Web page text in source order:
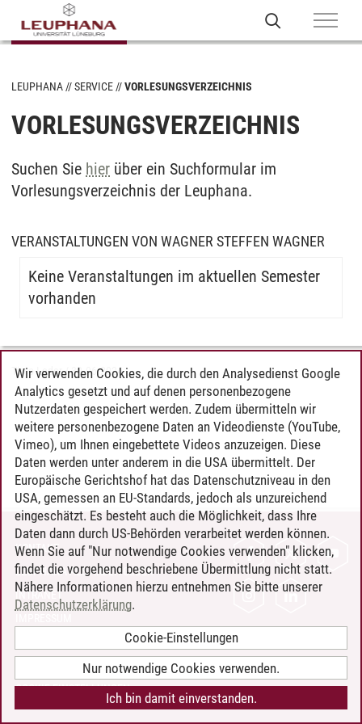
LEUPHANA SERVICE VORLESUNGSVERZEICHNIS
VORLESUNGSVERZEICHNIS
Suchen Sie hier über ein Suchformular im
Vorlesungsverzeichnis der Leuphana.
VERANSTALTUNGEN VON WAGNER STEFFEN WAGNER
Keine Veranstaltungen im aktuellen Semester
vorhanden
Timo Leder/30.06.2024
KONTAKT
LEUPHANA ALS ARBEITGEBER
INTRANET
BARRIEREFREIHEIT
COOKIE-EINSTELLUNGEN
Wir verwenden Cookies, die durch den Analysedienst Google
Analytics gesetzt und auf denen personenbezogene
Nutzerdaten gespeichert werden. Zudem übermitteln wir
weitere personenbezogene Daten an Videodienste (YouTube,
Vimeo), um Ihnen eingebettete Videos anzuzeigen. Diese
Daten werden unter anderem in die USA übermittelt. Der
Europäische Gerichtshof hat das Datenschutzniveau in den
USA, gemessen an EU-Standards, jedoch als unzureichend
eingeschätzt. Es besteht auch die Möglichkeit, dass Ihre
Daten dann durch US-Behörden verarbeitet werden können.
Wenn Sie auf "Nur notwendige Cookies verwenden" klicken,
findet die vorgehend beschriebene Übermittlung nicht statt.
Nähere Informationen hierzu entnehmen Sie bitte unserer
Datenschutzerklärung.
Cookie-Einstellungen
Nur notwendige Cookies verwenden.
Ich bin damit einverstanden.